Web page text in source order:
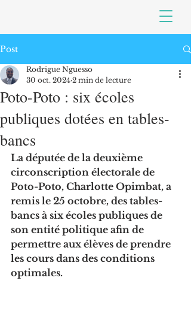
Post
Poto-Poto : six écoles
publiques dotées en tables-
bancs
Rodrigue Nguesso
30 oct. 2024 2 min de lecture
La députée de la deuxième
circonscription électorale de
Poto-Poto, Charlotte Opimbat, a
remis le 25 octobre, des tables-
bancs à six écoles publiques de
son entité politique afin de
permettre aux élèves de prendre
les cours dans des conditions
optimales.